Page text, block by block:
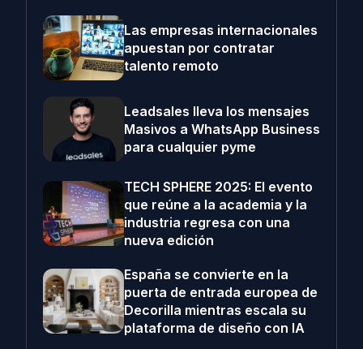
Las empresas internacionales
apuestan por contratar
talento remoto
Leadsales lleva los mensajes
Masivos a WhatsApp Business
para cualquier pyme
TECH SPHERE 2025: El evento
que reúne a la academia y la
industria regresa con una
nueva edición
España se convierte en la
puerta de entrada europea de
Decorilla mientras escala su
plataforma de diseño con IA